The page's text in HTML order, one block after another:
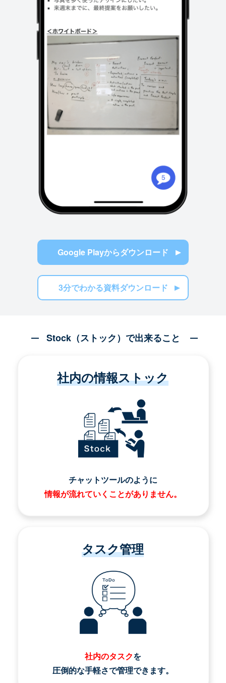
Google Playからダウンロード
3分でわかる資料ダウンロード
Stock（ストック）で出来ること
社内の情報ストック
チャットツールのように
情報が流れていくことがありません。
タスク管理
社内のタスクを
圧倒的な手軽さで管理できます。